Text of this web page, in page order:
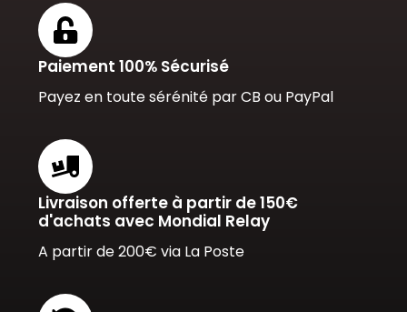
Paiement 100% Sécurisé
Payez en toute sérénité par CB ou PayPal
Livraison offerte à partir de 150€
d'achats avec Mondial Relay
A partir de 200€ via La Poste